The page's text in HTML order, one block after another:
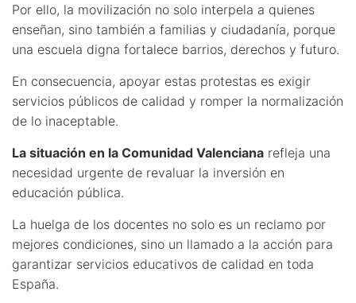
Por ello, la movilización no solo interpela a quienes
enseñan, sino también a familias y ciudadanía, porque
una escuela digna fortalece barrios, derechos y futuro.
En consecuencia, apoyar estas protestas es exigir
servicios públicos de calidad y romper la normalización
de lo inaceptable.
La situación en la Comunidad Valenciana refleja una
necesidad urgente de revaluar la inversión en
educación pública.
La huelga de los docentes no solo es un reclamo por
mejores condiciones, sino un llamado a la acción para
garantizar servicios educativos de calidad en toda
España.